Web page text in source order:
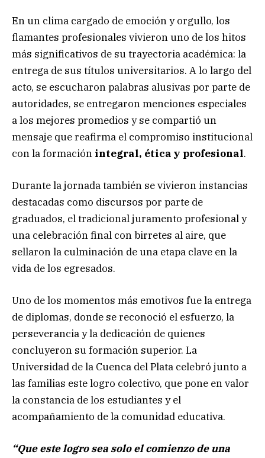
En un clima cargado de emoción y orgullo, los
flamantes profesionales vivieron uno de los hitos
más significativos de su trayectoria académica: la
entrega de sus títulos universitarios. A lo largo del
acto, se escucharon palabras alusivas por parte de
autoridades, se entregaron menciones especiales
a los mejores promedios y se compartió un
mensaje que reafirma el compromiso institucional
con la formación integral, ética y profesional.
Durante la jornada también se vivieron instancias
destacadas como discursos por parte de
graduados, el tradicional juramento profesional y
una celebración final con birretes al aire, que
sellaron la culminación de una etapa clave en la
vida de los egresados.
Uno de los momentos más emotivos fue la entrega
de diplomas, donde se reconoció el esfuerzo, la
perseverancia y la dedicación de quienes
concluyeron su formación superior. La
Universidad de la Cuenca del Plata celebró junto a
las familias este logro colectivo, que pone en valor
la constancia de los estudiantes y el
acompañamiento de la comunidad educativa.
“Que este logro sea solo el comienzo de una